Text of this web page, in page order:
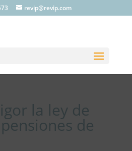
revip@revip.com
la ley de
de